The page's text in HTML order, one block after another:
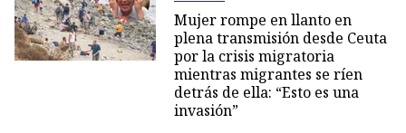
Mujer rompe en llanto en
plena transmisión desde Ceuta
por la crisis migratoria
mientras migrantes se ríen
detrás de ella: “Esto es una
invasión”